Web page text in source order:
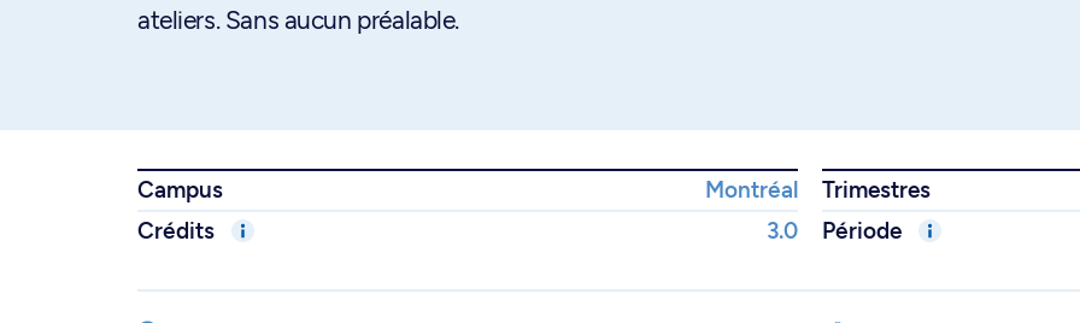
ateliers. Sans aucun préalable.
Campus Montréal Trimestres
Crédits
3.0 Période